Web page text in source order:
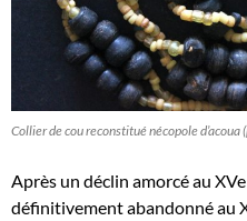
Collier de cou reconstitué nécopole
Après un déclin amorcé au
définitivement abandonné au